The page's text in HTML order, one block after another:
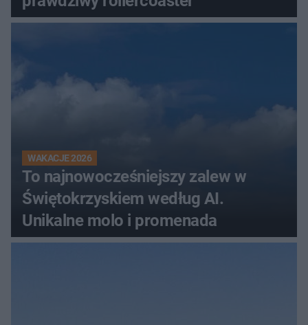
WAKACJE 2026
To najnowocześniejszy zalew w
Świętokrzyskiem według AI.
Unikalne molo i promenada